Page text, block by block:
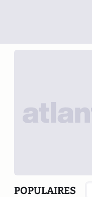
POPULAIRES